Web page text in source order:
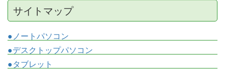
サイトマップ
●ノートパソコン
●デスクトップパソコン
●タブレット